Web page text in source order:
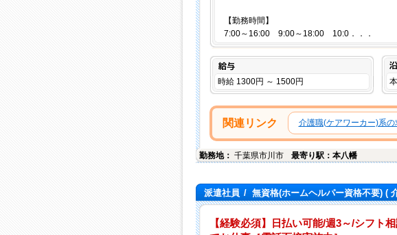
【勤務時間】
7:00～16:00 9:00～18:00 10:0．．．
給与
時給 1300円 ～ 1500円
関連リンク 介護職(ケアワーカー)系の
勤務地： 千葉県市川市 最寄り駅：本八幡
派遣社員 / 無資格(ホームヘルパー資格不要)(
【経験必須】日払い可能/週3～/シフト